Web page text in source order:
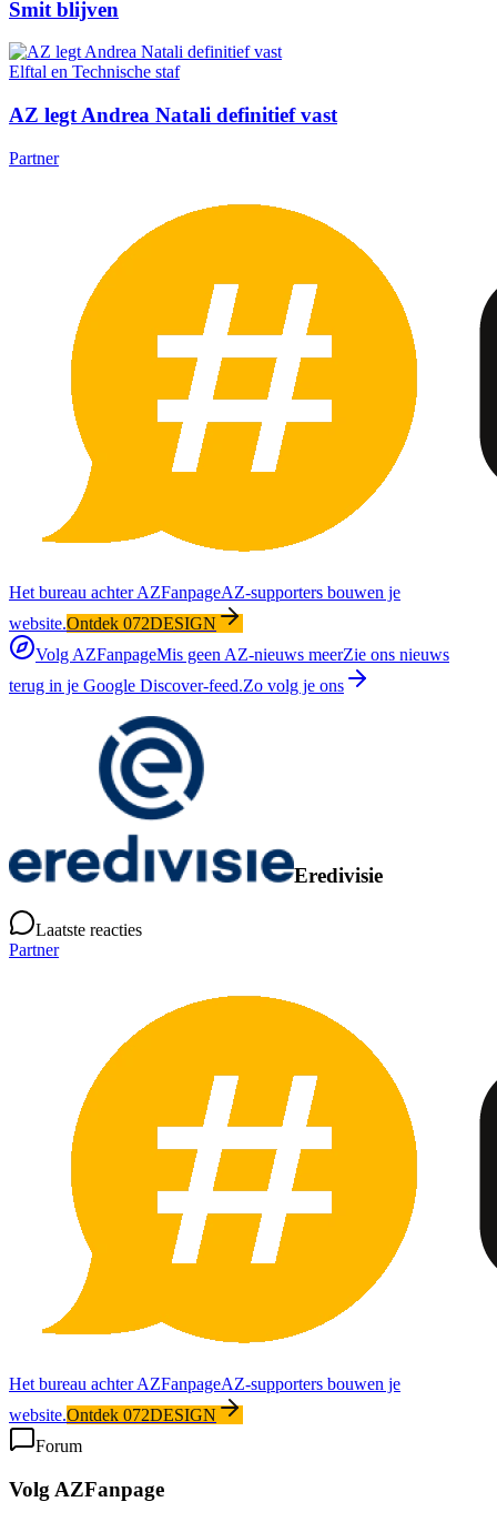
Smit blijven
Elftal en Technische staf
AZ legt Andrea Natali definitief vast
Partner
Het bureau achter AZFanpageAZ-supporters bouwen je
website.Ontdek 072DESIGN
Volg AZFanpageMis geen AZ-nieuws meerZie ons nieuws
terug in je Google Discover-feed.Zo volg je ons
Eredivisie
Laatste reacties
Partner
Het bureau achter AZFanpageAZ-supporters bouwen je
website.Ontdek 072DESIGN
Forum
Volg AZFanpage